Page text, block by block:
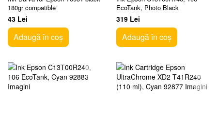
180gr compatible
43 Lei
Adaugă în coș
EcoTank, Photo Black
319 Lei
Adaugă în coș